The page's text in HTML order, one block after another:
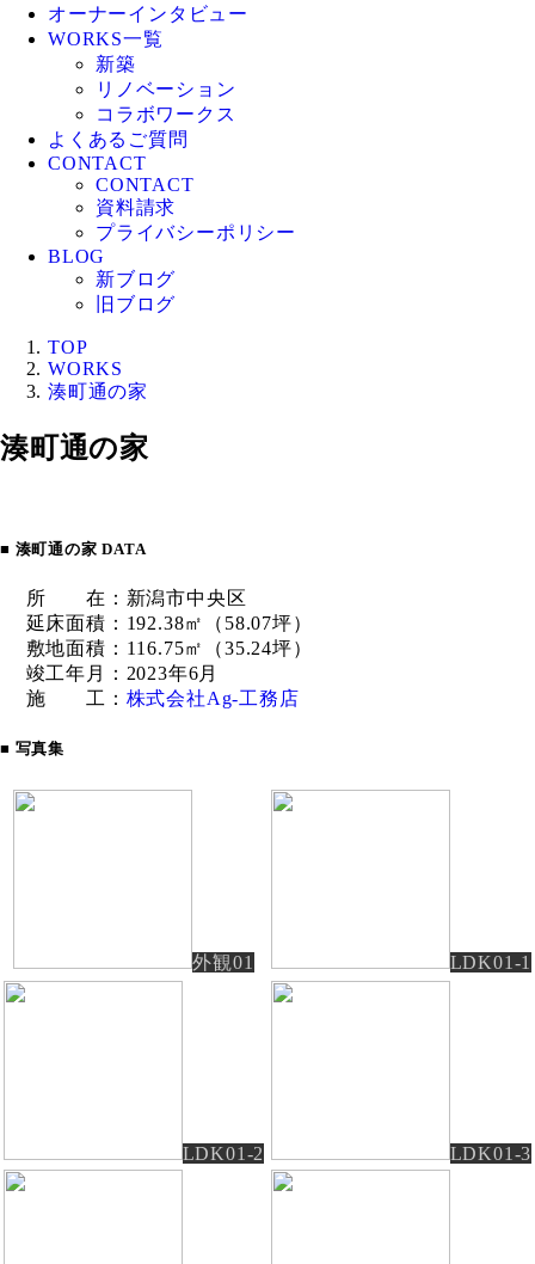
オーナーインタビュー
WORKS一覧
新築
リノベーション
コラボワークス
よくあるご質問
CONTACT
CONTACT
資料請求
プライバシーポリシー
BLOG
新ブログ
旧ブログ
TOP
WORKS
湊町通の家
湊町通の家
■ 湊町通の家 DATA
所 在：新潟市中央区
延床面積：192.38㎡（58.07坪）
敷地面積：116.75㎡（35.24坪）
竣工年月：2023年6月
施 工： 株式会社Ag-工務店
■ 写真集
外観01 LDK01-1
LDK01-2 LDK01-3